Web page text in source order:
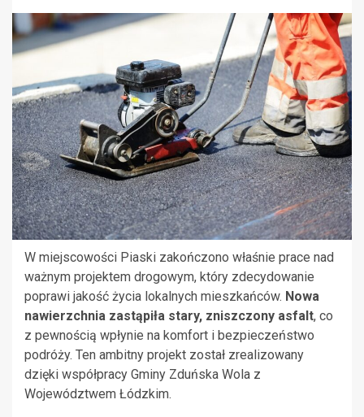
W miejscowości Piaski zakończono właśnie prace nad
ważnym projektem drogowym, który zdecydowanie
poprawi jakość życia lokalnych mieszkańców. Nowa
nawierzchnia zastąpiła stary, zniszczony asfalt, co
z pewnością wpłynie na komfort i bezpieczeństwo
podróży. Ten ambitny projekt został zrealizowany
dzięki współpracy Gminy Zduńska Wola z
Województwem Łódzkim.